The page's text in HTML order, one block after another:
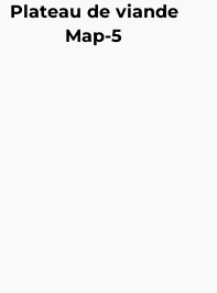
Plateau de viande
Map-5